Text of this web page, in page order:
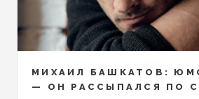
МИХАИЛ БАШКАТОВ:
— ОН РАССЫПАЛСЯ ПО